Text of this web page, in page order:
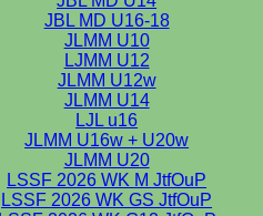
JBL MD U16-18
JLMM U10
LJMM U12
JLMM U12w
JLMM U14
LJL u16
JLMM U16w + U20w
JLMM U20
LSSF 2026 WK M JtfOuP
LSSF 2026 WK GS JtfOuP